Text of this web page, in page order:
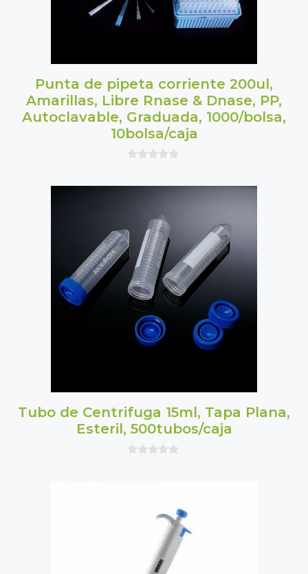
Punta de pipeta corriente 200ul,
Amarillas, Libre Rnase & Dnase, PP,
Autoclavable, Graduada, 1000/bolsa,
10bolsa/caja
u
Tubo de Centrifuga 15ml, Tapa Plana,
Esteril, 500tubos/caja